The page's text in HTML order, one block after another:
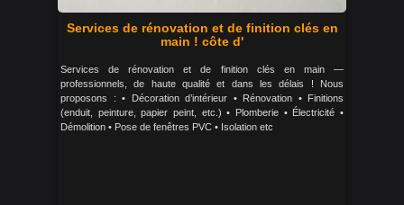
Services de rénovation et de finition clés en
main ! côte d'
Services de rénovation et de finition clés en main —
professionnels, de haute qualité et dans les délais ! Nous
proposons : • Décoration d’intérieur • Rénovation • Finitions
(enduit, peinture, papier peint, etc.) • Plomberie • Électricité •
Démolition • Pose de fenêtres PVC • Isolation etc